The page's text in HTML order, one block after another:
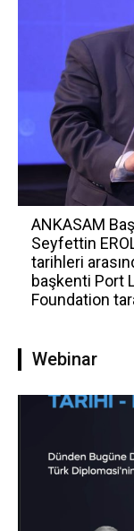
ANKASAM
Seyfettin
tarihleri
başkenti Port
Foundation
Webinar